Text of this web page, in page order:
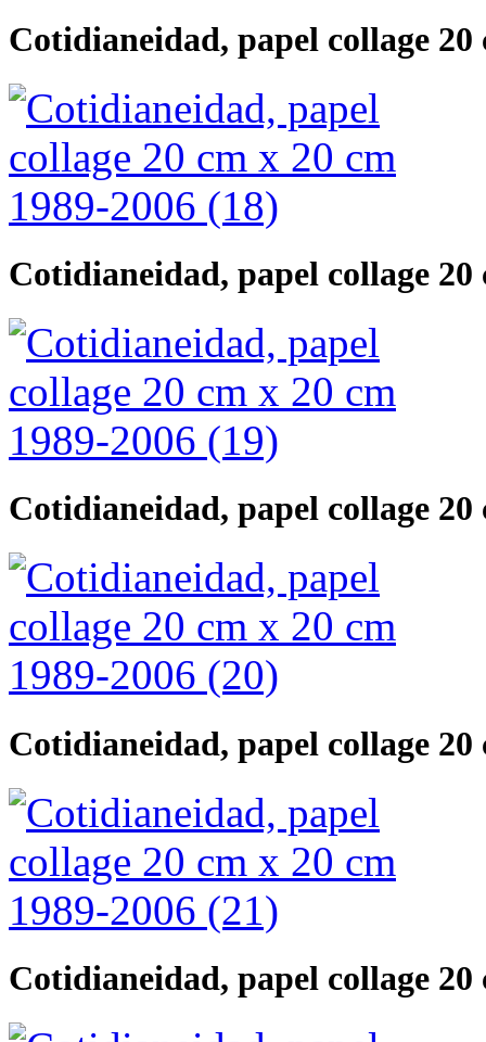
Cotidianeidad, papel collage 20
Cotidianeidad, papel collage 20
Cotidianeidad, papel collage 20
Cotidianeidad, papel collage 20
Cotidianeidad, papel collage 20